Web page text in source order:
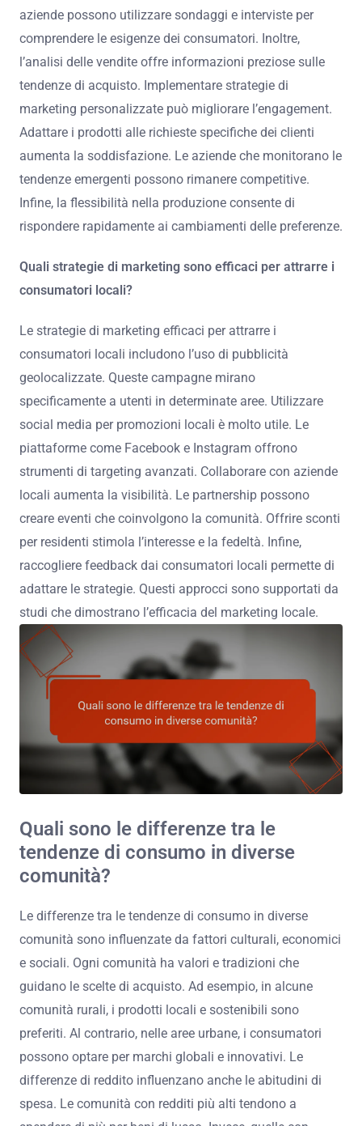
aziende possono utilizzare sondaggi e interviste per
comprendere le esigenze dei consumatori. Inoltre,
l’analisi delle vendite offre informazioni preziose sulle
tendenze di acquisto. Implementare strategie di
marketing personalizzate può migliorare l’engagement.
Adattare i prodotti alle richieste specifiche dei clienti
aumenta la soddisfazione. Le aziende che monitorano le
tendenze emergenti possono rimanere competitive.
Infine, la flessibilità nella produzione consente di
rispondere rapidamente ai cambiamenti delle preferenze.
Quali strategie di marketing sono efficaci per attrarre i
consumatori locali?
Le strategie di marketing efficaci per attrarre i
consumatori locali includono l’uso di pubblicità
geolocalizzate. Queste campagne mirano
specificamente a utenti in determinate aree. Utilizzare
social media per promozioni locali è molto utile. Le
piattaforme come Facebook e Instagram offrono
strumenti di targeting avanzati. Collaborare con aziende
locali aumenta la visibilità. Le partnership possono
creare eventi che coinvolgono la comunità. Offrire sconti
per residenti stimola l’interesse e la fedeltà. Infine,
raccogliere feedback dai consumatori locali permette di
adattare le strategie. Questi approcci sono supportati da
studi che dimostrano l’efficacia del marketing locale.
Quali sono le differenze tra le
tendenze di consumo in diverse
comunità?
Le differenze tra le tendenze di consumo in diverse
comunità sono influenzate da fattori culturali, economici
e sociali. Ogni comunità ha valori e tradizioni che
guidano le scelte di acquisto. Ad esempio, in alcune
comunità rurali, i prodotti locali e sostenibili sono
preferiti. Al contrario, nelle aree urbane, i consumatori
possono optare per marchi globali e innovativi. Le
differenze di reddito influenzano anche le abitudini di
spesa. Le comunità con redditi più alti tendono a